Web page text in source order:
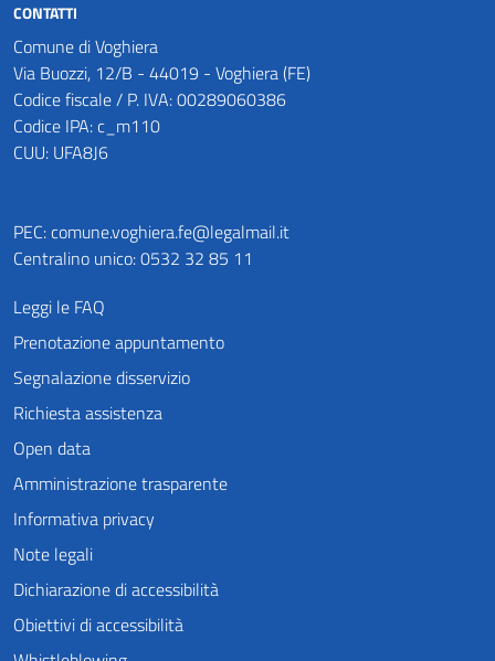
CONTATTI
Comune di Voghiera
Via Buozzi, 12/B - 44019 - Voghiera (FE)
Codice fiscale / P. IVA: 00289060386
Codice IPA: c_m110
CUU: UFA8J6
PEC:comune.voghiera.fe@legalmail.it
Centralino unico: 0532 32 85 11
Leggi le FAQ
Prenotazione appuntamento
Segnalazione disservizio
Richiesta assistenza
Open data
Amministrazione trasparente
Informativa privacy
Note legali
Dichiarazione di accessibilità
Obiettivi di accessibilità